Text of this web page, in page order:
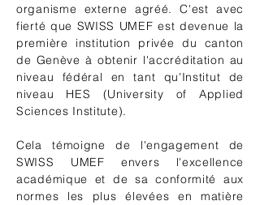
organisme externe agréé. C'est avec
fierté que SWISS UMEF est devenue la
première institution privée du canton
de Genève à obtenir l'accréditation au
niveau fédéral en tant qu'Institut de
niveau HES (University of Applied
Sciences Institute).
Cela témoigne de l'engagement de
SWISS UMEF envers l'excellence
académique et de sa conformité aux
normes les plus élevées en matière